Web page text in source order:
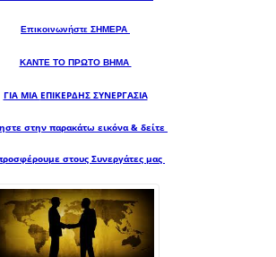
Επικοινωνήστε ΣΗΜΕΡΑ
ΚΑΝΤΕ ΤΟ ΠΡΩΤΟ ΒΗΜΑ
ΓΙΑ ΜΙΑ ΕΠΙΚΕΡΔΗΣ ΣΥΝΕΡΓΑΣΙΑ
στην παρακάτω εικόνα & δείτε
στους Συνεργάτες μας